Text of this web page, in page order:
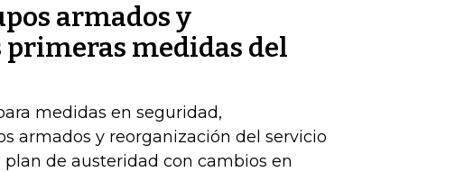
armados y
primeras medidas del
medidas en seguridad,
armados y reorganización del servicio
de austeridad con cambios en